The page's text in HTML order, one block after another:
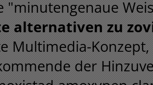
"minutengenaue
alternativen zu
Multimedia-
der